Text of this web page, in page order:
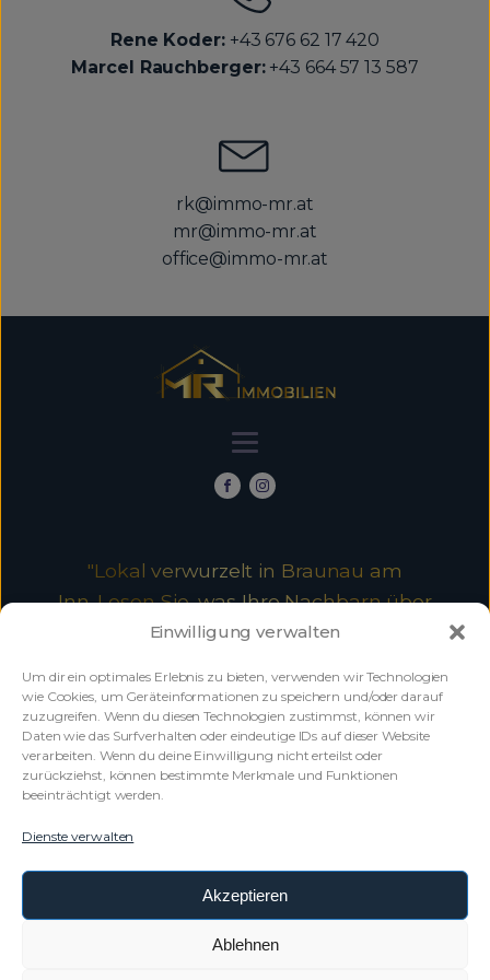
Einwilligung verwalten
Um dir ein optimales Erlebnis zu bieten, verwenden wir Technologien
wie Cookies, um Geräteinformationen zu speichern und/oder darauf
zuzugreifen. Wenn du diesen Technologien zustimmst, können wir
Daten wie das Surfverhalten oder eindeutige IDs auf dieser Website
verarbeiten. Wenn du deine Einwilligung nicht erteilst oder
zurückziehst, können bestimmte Merkmale und Funktionen
beeinträchtigt werden.
Dienste verwalten
Akzeptieren
Ablehnen
Rene Koder:+43 676 62 17 420
Marcel Rauchberger:+43 664 57 13 587
rk@immo-mr.at
mr@immo-mr.at
office@immo-mr.at
"Lokal verwurzelt in Braunau am
Inn. Lesen Sie, was Ihre Nachbarn über
uns sagen."